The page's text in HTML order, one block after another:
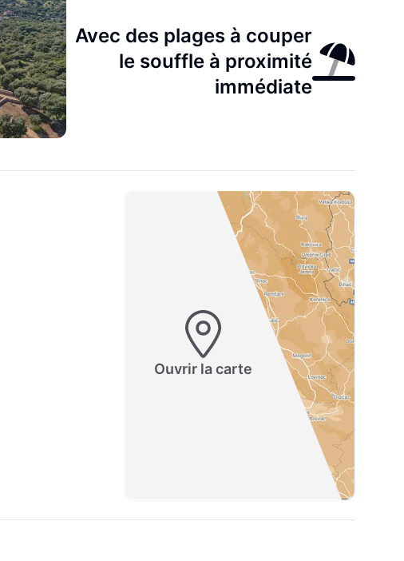
Avec des plages à couper
le souffle à proximité
immédiate
Ouvrir la carte